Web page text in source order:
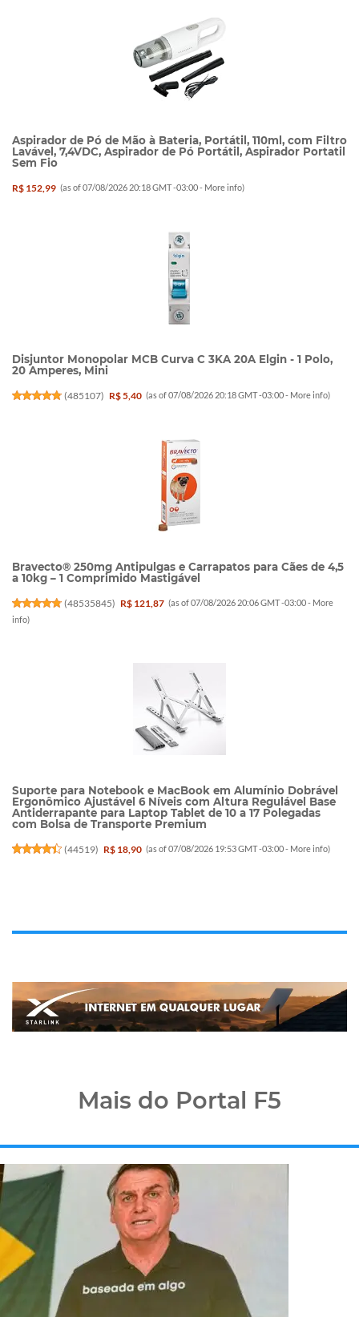
Aspirador de Pó de Mão à Bateria, Portátil, 110ml, com Filtro
Lavável, 7,4VDC, Aspirador de Pó Portátil, Aspirador Portatil
Sem Fio
R$ 152,99 (as of 07/08/2026 20:18 GMT -03:00 - More info)
Disjuntor Monopolar MCB Curva C 3KA 20A Elgin - 1 Polo,
20 Amperes, Mini
(485107) R$ 5,40 (as of 07/08/2026 20:18 GMT -03:00 - More info)
Bravecto® 250mg Antipulgas e Carrapatos para Cães de 4,5
a 10kg – 1 Comprimido Mastigável
(48535845) R$ 121,87 (as of 07/08/2026 20:06 GMT -03:00 - More
info)
Suporte para Notebook e MacBook em Alumínio Dobrável
Ergonômico Ajustável 6 Níveis com Altura Regulável Base
Antiderrapante para Laptop Tablet de 10 a 17 Polegadas
com Bolsa de Transporte Premium
(44519) R$ 18,90 (as of 07/08/2026 19:53 GMT -03:00 - More info)
Mais do Portal F5